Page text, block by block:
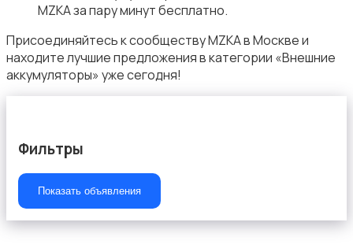
MZKA за пару минут бесплатно.
Присоединяйтесь к сообществу MZKA в Москве и
находите лучшие предложения в категории «Внешние
аккумуляторы» уже сегодня!
Фильтры
Показать объявления